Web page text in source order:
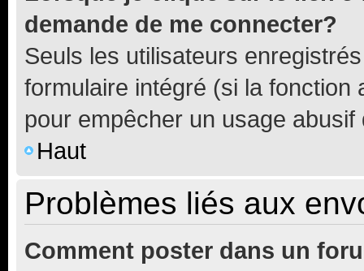
demande de me connecter?
Seuls les utilisateurs
formulaire intégré (si la fonction
pour empêcher un usage
Haut
Problèmes liés aux
Comment poster dans un